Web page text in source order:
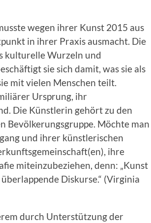
wegen ihrer Kunst 2015 aus
in ihrer Praxis ausmacht. Die
kulturelle Wurzeln und
sie sich damit, was sie als
mit vielen Menschen teilt.
Ursprung, ihr
Die Künstlerin gehört zu den
Bevölkerungsgruppe. Möchte man
und ihrer künstlerischen
ihre
miteinzubeziehen, denn: „Kunst
Diskurse.“ (Virginia
durch Unterstützung der